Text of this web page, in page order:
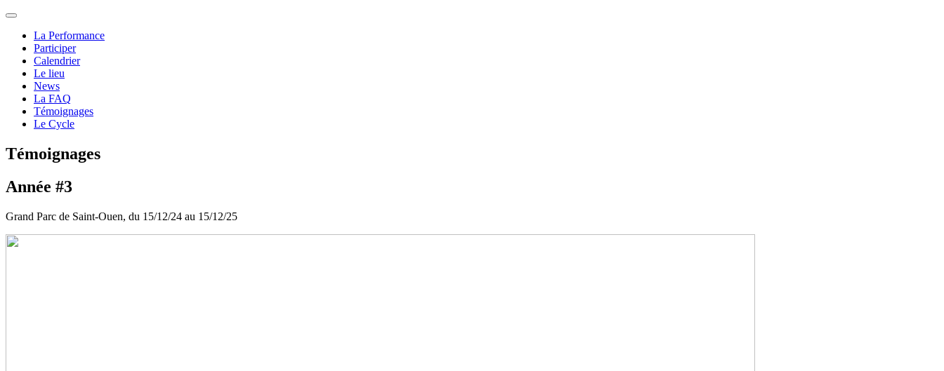
La Performance
Participer
Calendrier
Le lieu
News
La FAQ
Témoignages
Le Cycle
Témoignages
Année #3
Grand Parc de Saint-Ouen, du 15/12/24 au 15/12/25